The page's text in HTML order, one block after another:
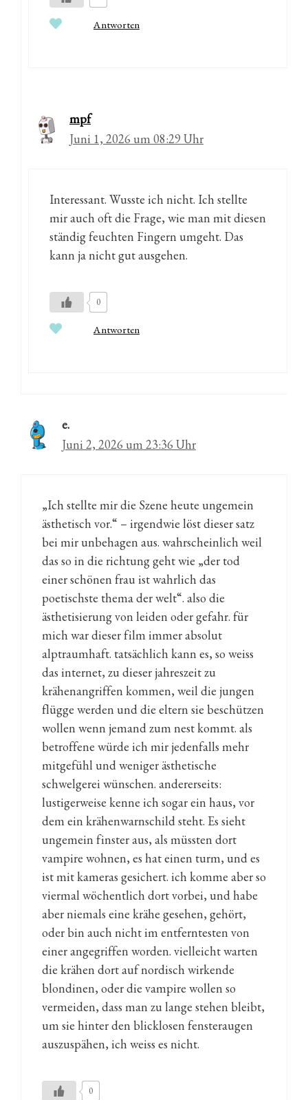
Antworten
mpf
Juni 1, 2026 um 08:29 Uhr
Interessant. Wusste ich nicht. Ich stellte
mir auch oft die Frage, wie man mit diesen
ständig feuchten Fingern umgeht. Das
kann ja nicht gut ausgehen.
0
Antworten
e.
Juni 2, 2026 um 23:36 Uhr
„Ich stellte mir die Szene heute ungemein
ästhetisch vor.“ – irgendwie löst dieser satz
bei mir unbehagen aus. wahrscheinlich weil
das so in die richtung geht wie „der tod
einer schönen frau ist wahrlich das
poetischste thema der welt“. also die
ästhetisierung von leiden oder gefahr. für
mich war dieser film immer absolut
alptraumhaft. tatsächlich kann es, so weiss
das internet, zu dieser jahreszeit zu
krähenangriffen kommen, weil die jungen
flügge werden und die eltern sie beschützen
wollen wenn jemand zum nest kommt. als
betroffene würde ich mir jedenfalls mehr
mitgefühl und weniger ästhetische
schwelgerei wünschen. andererseits:
lustigerweise kenne ich sogar ein haus, vor
dem ein krähenwarnschild steht. Es sieht
ungemein finster aus, als müssten dort
vampire wohnen, es hat einen turm, und es
ist mit kameras gesichert. ich komme aber so
viermal wöchentlich dort vorbei, und habe
aber niemals eine krähe gesehen, gehört,
oder bin auch nicht im entferntesten von
einer angegriffen worden. vielleicht warten
die krähen dort auf nordisch wirkende
blondinen, oder die vampire wollen so
vermeiden, dass man zu lange stehen bleibt,
um sie hinter den blicklosen fensteraugen
auszuspähen, ich weiss es nicht.
0